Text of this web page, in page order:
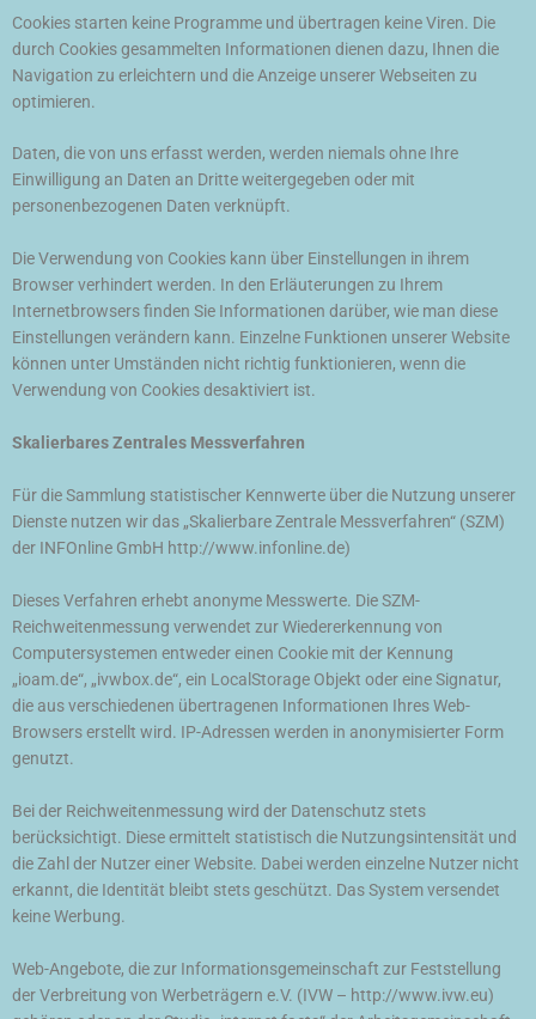
Cookies starten keine Programme und übertragen keine Viren. Die
durch Cookies gesammelten Informationen dienen dazu, Ihnen die
Navigation zu erleichtern und die Anzeige unserer Webseiten zu
optimieren.
Daten, die von uns erfasst werden, werden niemals ohne Ihre
Einwilligung an Daten an Dritte weitergegeben oder mit
personenbezogenen Daten verknüpft.
Die Verwendung von Cookies kann über Einstellungen in ihrem
Browser verhindert werden. In den Erläuterungen zu Ihrem
Internetbrowsers finden Sie Informationen darüber, wie man diese
Einstellungen verändern kann. Einzelne Funktionen unserer Website
können unter Umständen nicht richtig funktionieren, wenn die
Verwendung von Cookies desaktiviert ist.
Skalierbares Zentrales Messverfahren
Für die Sammlung statistischer Kennwerte über die Nutzung unserer
Dienste nutzen wir das „Skalierbare Zentrale Messverfahren“ (SZM)
der INFOnline GmbH http://www.infonline.de)
Dieses Verfahren erhebt anonyme Messwerte. Die SZM-
Reichweitenmessung verwendet zur Wiedererkennung von
Computersystemen entweder einen Cookie mit der Kennung
„ioam.de“, „ivwbox.de“, ein LocalStorage Objekt oder eine Signatur,
die aus verschiedenen übertragenen Informationen Ihres Web-
Browsers erstellt wird. IP-Adressen werden in anonymisierter Form
genutzt.
Bei der Reichweitenmessung wird der Datenschutz stets
berücksichtigt. Diese ermittelt statistisch die Nutzungsintensität und
die Zahl der Nutzer einer Website. Dabei werden einzelne Nutzer nicht
erkannt, die Identität bleibt stets geschützt. Das System versendet
keine Werbung.
Web-Angebote, die zur Informationsgemeinschaft zur Feststellung
der Verbreitung von Werbeträgern e.V. (IVW – http://www.ivw.eu)